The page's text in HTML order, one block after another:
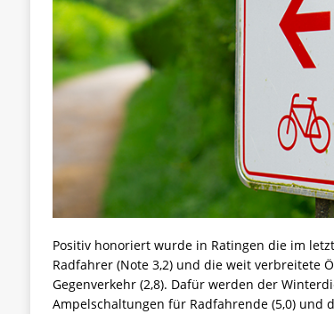
Positiv honoriert wurde in Ratingen die im
Radfahrer (Note 3,2) und die weit verbreitete
Gegenverkehr (2,8). Dafür werden der
Ampelschaltungen für Radfahrende (5,0) und